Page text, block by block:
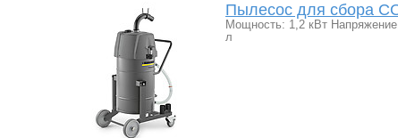
Пылесос для сбора
Мощность: 1,2 кВт
л